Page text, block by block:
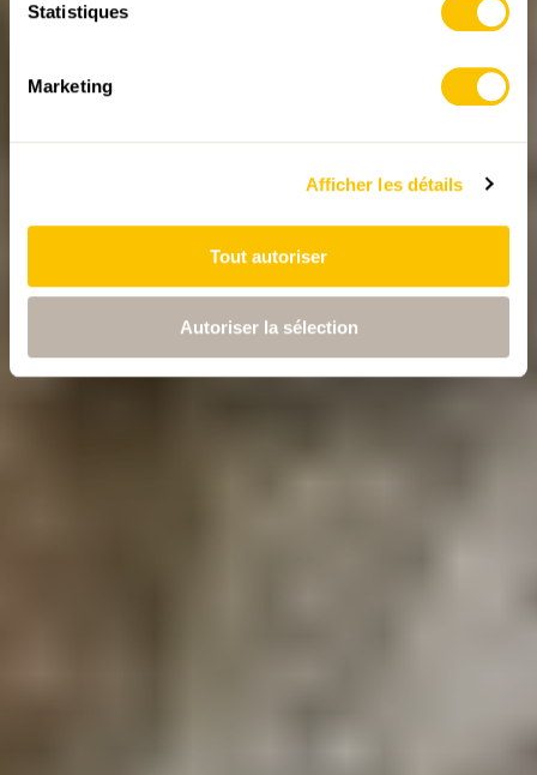
Statistiques
Marketing
Afficher les détails
Tout autoriser
Autoriser la sélection